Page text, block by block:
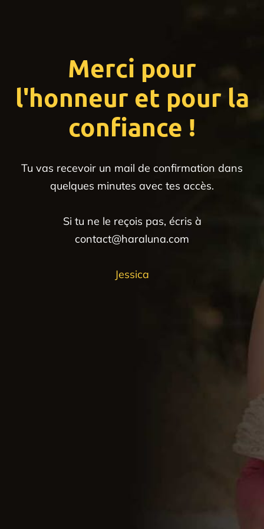
Merci pour
l'honneur et pour la
confiance !
Tu vas recevoir un mail de confirmation dans
quelques minutes avec tes accès.
Si tu ne le reçois pas, écris à
contact@haraluna.com
Jessica